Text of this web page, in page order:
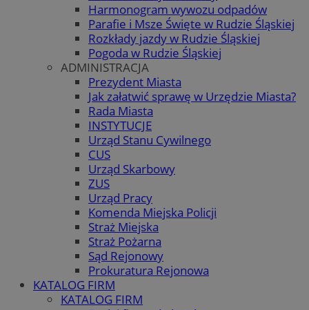
Harmonogram wywozu odpadów
Parafie i Msze Święte w Rudzie Śląskiej
Rozkłady jazdy w Rudzie Śląskiej
Pogoda w Rudzie Śląskiej
ADMINISTRACJA
Prezydent Miasta
Jak załatwić sprawę w Urzędzie Miasta?
Rada Miasta
INSTYTUCJE
Urząd Stanu Cywilnego
CUS
Urząd Skarbowy
ZUS
Urząd Pracy
Komenda Miejska Policji
Straż Miejska
Straż Pożarna
Sąd Rejonowy
Prokuratura Rejonowa
KATALOG FIRM
KATALOG FIRM